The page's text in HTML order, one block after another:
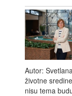
Autor:
životne
nisu tema